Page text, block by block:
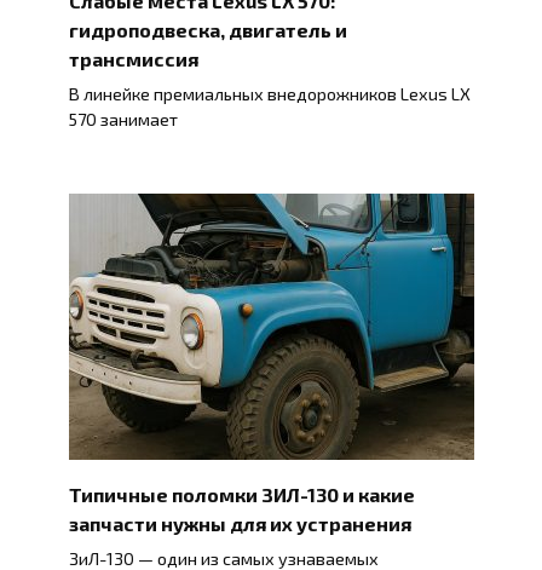
гидроподвеска, двигатель и
трансмиссия
В линейке премиальных внедорожников Lexus LX
570 занимает
Типичные поломки ЗИЛ-130 и какие
запчасти нужны для их устранения
ЗиЛ-130 — один из самых узнаваемых